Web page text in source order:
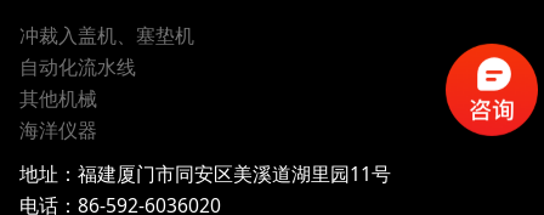
冲裁入盖机、塞垫机
自动化流水线
其他机械
海洋仪器
地址： 福建厦门市同安区美溪道湖里园11号
电话： 86-592-6036020